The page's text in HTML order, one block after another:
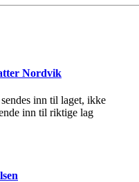
Nordvik
inn til laget, ikke
inn til riktige lag